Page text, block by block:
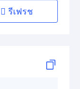
รีเฟรช